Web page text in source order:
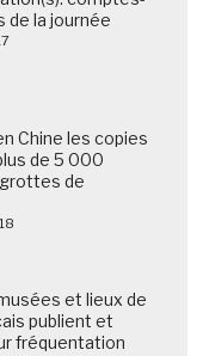
de la journée
Chine les copies
de 5 000
de
et lieux de
publient et
fréquentation